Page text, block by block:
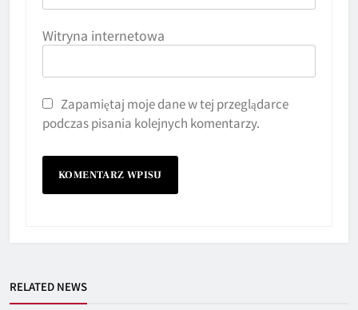
Witryna internetowa
Zapamiętaj moje dane w tej przeglądarce
podczas pisania kolejnych komentarzy.
RELATED NEWS